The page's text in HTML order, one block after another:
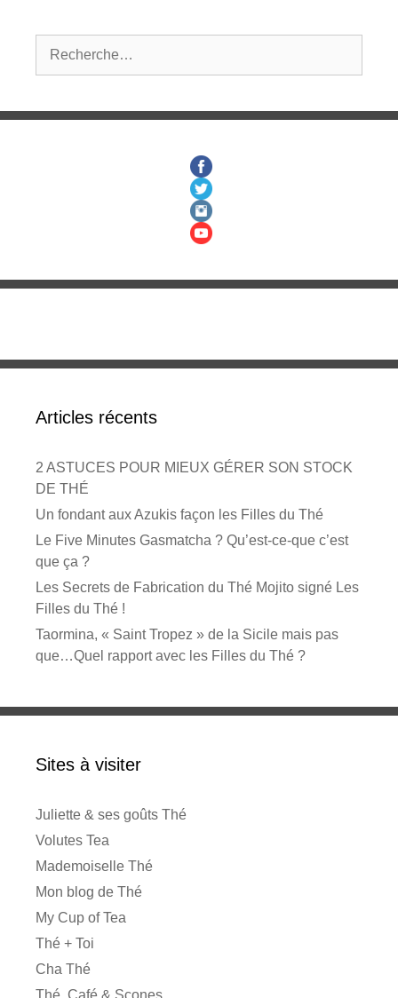
Articles récents
2 ASTUCES POUR MIEUX GÉRER SON STOCK
DE THÉ
Un fondant aux Azukis façon les Filles du Thé
Le Five Minutes Gasmatcha ? Qu’est-ce-que c’est
que ça ?
Les Secrets de Fabrication du Thé Mojito signé Les
Filles du Thé !
Taormina, « Saint Tropez » de la Sicile mais pas
que…Quel rapport avec les Filles du Thé ?
Sites à visiter
Juliette & ses goûts Thé
Volutes Tea
Mademoiselle Thé
Mon blog de Thé
My Cup of Tea
Thé + Toi
Cha Thé
Thé, Café & Scones